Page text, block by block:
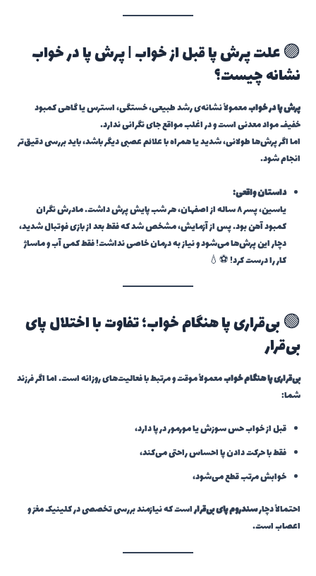
🟣 علت پرش پا قبل از خواب | پرش پا در خواب
نشانه چیست؟
پرش پا در خوابمعمولاً نشانه‌ی رشد طبیعی، خستگی، استرس یا گاهی کمبود
خفیف مواد معدنی است و در اغلب مواقع جای نگرانی ندارد.
اما اگر پرش‌ها طولانی، شدید یا همراه با علائم عصبی دیگر باشد، باید بررسی دقیق‌تر
انجام شود.
داستان واقعی:
یاسین، پسر ۸ ساله از اصفهان، هر شب پایش پرش داشت. مادرش نگران
کمبود آهن بود. پس از آزمایش، مشخص شد که فقط بعد از بازی فوتبال شدید،
دچار این پرش‌ها می‌شود و نیاز به درمان خاصی نداشت! فقط کمی آب و ماساژ
کار را درست کرد! ⚽💧
🟢 بی‌قراری پا هنگام خواب؛ تفاوت با اختلال پای
بی‌قرار
بی‌قراری پا هنگام خوابمعمولاً موقت و مرتبط با فعالیت‌های روزانه است. اما اگر فرزند
شما:
قبل از خواب حس سوزش یا مورمور در پا دارد،
فقط با حرکت دادن پا احساس راحتی می‌کند،
خوابش مرتب قطع می‌شود،
احتمالاً دچارسندروم پای بی‌قراراست که نیازمند بررسی تخصصی در کلینیک مغز و
اعصاب است.